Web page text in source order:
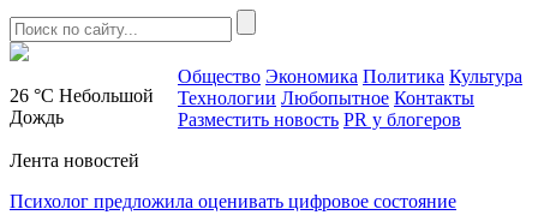
26 °C Небольшой
Дождь
Общество Экономика Политика Культура
Технологии Любопытное Контакты
Разместить новость PR у блогеров
Лента новостей
Психолог предложила оценивать цифровое состояние